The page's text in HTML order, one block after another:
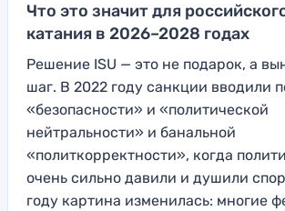
Что это значит для
катания в 2026–2028 годах
Решение ISU — это не подарок, а
шаг. В 2022 году санкции вводили
«безопасности» и «политической
нейтральности» и банальной
«политкорректности», когда
очень сильно давили и душили
году картина изменилась: многие